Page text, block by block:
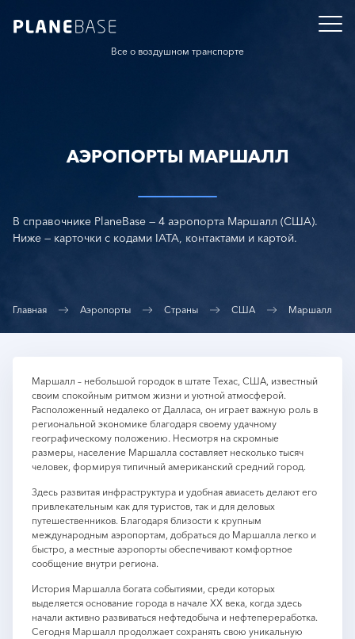
Все о воздушном транспорте
АЭРОПОРТЫ МАРШАЛЛ
В справочнике PlaneBase — 4 аэропорта Маршалл (США).
Ниже — карточки с кодами IATA, контактами и картой.
Главная Аэропорты Страны США Маршалл
Маршалл – небольшой городок в штате Техас, США, известный
своим спокойным ритмом жизни и уютной атмосферой.
Расположенный недалеко от Далласа, он играет важную роль в
региональной экономике благодаря своему удачному
географическому положению. Несмотря на скромные
размеры, население Маршалла составляет несколько тысяч
человек, формируя типичный американский средний город.
Здесь развитая инфраструктура и удобная авиасеть делают его
привлекательным как для туристов, так и для деловых
путешественников. Благодаря близости к крупным
международным аэропортам, добраться до Маршалла легко и
быстро, а местные аэропорты обеспечивают комфортное
сообщение внутри региона.
История Маршалла богата событиями, среди которых
выделяется основание города в начале XX века, когда здесь
начали активно развиваться нефтедобыча и нефтепереработка.
Сегодня Маршалл продолжает сохранять свою уникальную